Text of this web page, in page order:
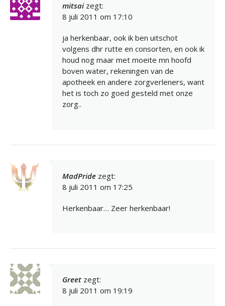
mitsai zegt:
8 juli 2011 om 17:10
ja herkenbaar, ook ik ben uitschot
volgens dhr rutte en consorten, en ook ik
houd nog maar met moeite mn hoofd
boven water, rekeningen van de
apotheek en andere zorgverleners, want
het is toch zo goed gesteld met onze
zorg..
MadPride zegt:
8 juli 2011 om 17:25
Herkenbaar… Zeer herkenbaar!
Greet zegt:
8 juli 2011 om 19:19